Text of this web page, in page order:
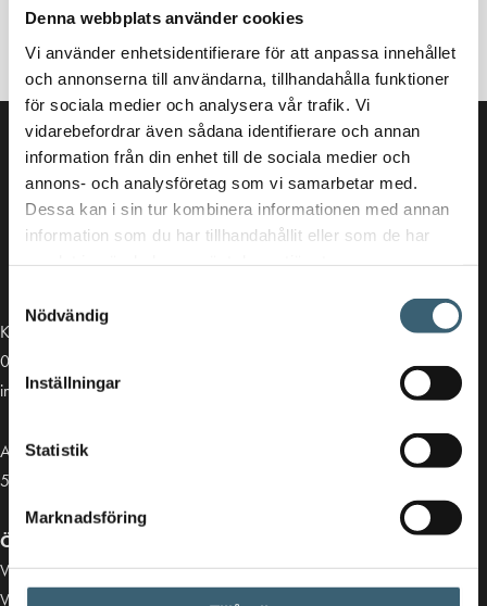
Denna webbplats använder cookies
Vi använder enhetsidentifierare för att anpassa innehållet
och annonserna till användarna, tillhandahålla funktioner
för sociala medier och analysera vår trafik. Vi
vidarebefordrar även sådana identifierare och annan
information från din enhet till de sociala medier och
annons- och analysföretag som vi samarbetar med.
Dessa kan i sin tur kombinera informationen med annan
information som du har tillhandahållit eller som de har
Nödvändig
Inställningar
Statistik
Marknadsföring
Inga produkter hittades som motsvarar ditt val.
Kontakt
013-39 30 90
info@alvestadtanken.se
Algolgatan 7
583 30 Linköping
Öppettider butik:
Vardagar 07.00 - 16.00
Viktiga länkar